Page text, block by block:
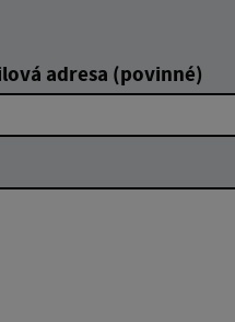
adresa (povinné)